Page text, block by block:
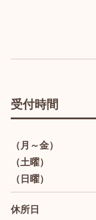
受付時間
（月～金）
（土曜）
（日曜）
休所日